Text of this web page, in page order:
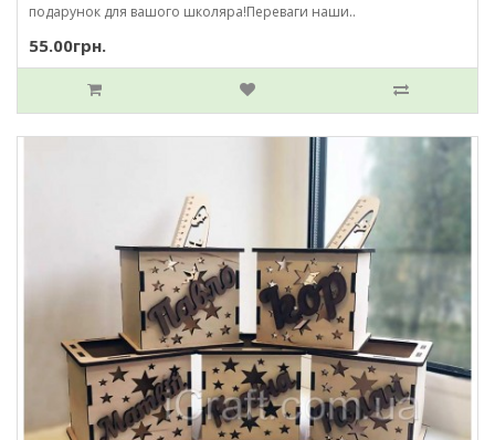
подарунок для вашого школяра!Переваги наши..
55.00грн.